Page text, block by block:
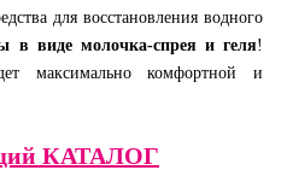
для восстановления водного
в виде молочка-спрея и геля!
максимально комфортной и
КАТАЛОГ